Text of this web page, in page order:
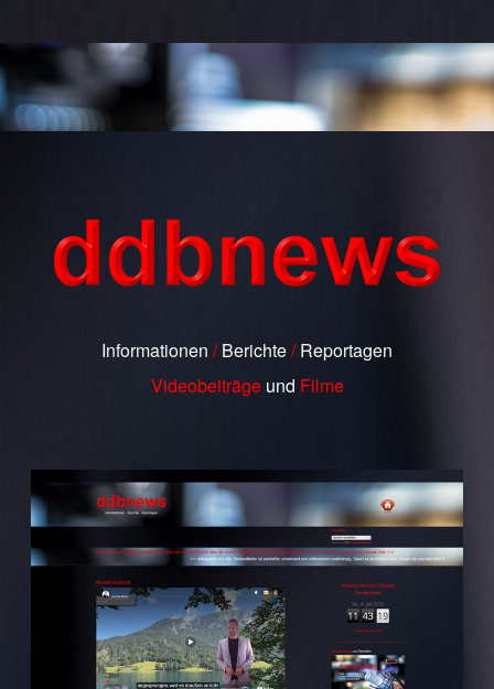
Informationen /Berichte/Reportagen
Videobeiträge und Filme